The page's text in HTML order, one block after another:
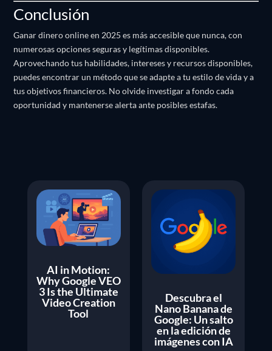
Conclusión
Ganar dinero online en 2025 es más accesible que nunca, con
numerosas opciones seguras y legítimas disponibles.
Aprovechando tus habilidades, intereses y recursos disponibles,
puedes encontrar un método que se adapte a tu estilo de vida y a
tus objetivos financieros. No olvide investigar a fondo cada
oportunidad y mantenerse alerta ante posibles estafas.
AI in Motion:
Why Google VEO
3 Is the Ultimate
Video Creation
Tool
Descubra el
Nano Banana de
Google: Un salto
en la edición de
imágenes con IA